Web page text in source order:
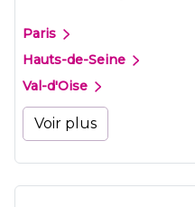
Paris
Hauts-de-Seine
Val-d'Oise
Voir plus